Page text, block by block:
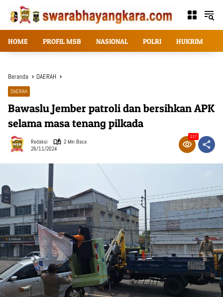
Langsung
konten
HOME PROFIL MSB NASIONAL POLRI HUKRIM
Beranda DAERAH
DAERAH
Bawaslu Jember patroli dan bersihkan APK
selama masa tenang pilkada
Redaksi
2 Min Baca
26/11/2024
337